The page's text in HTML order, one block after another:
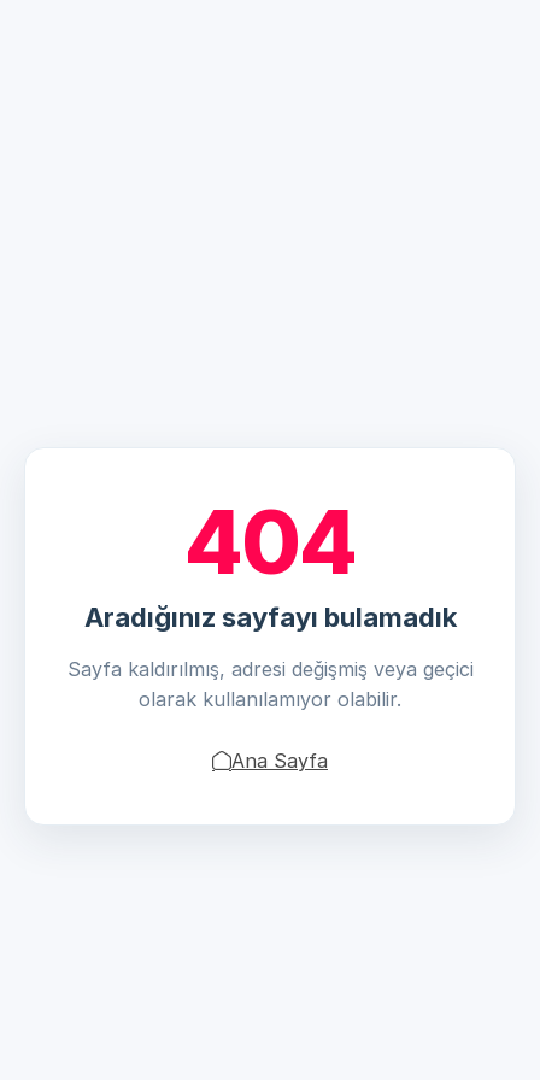
404
Aradığınız sayfayı bulamadık
Sayfa kaldırılmış, adresi değişmiş veya geçici
olarak kullanılamıyor olabilir.
Ana Sayfa